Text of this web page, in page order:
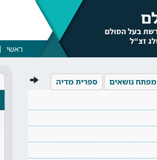
ראשי
מפתח נושאים ספרית מדיה